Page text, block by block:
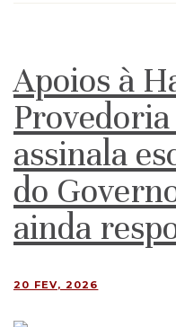
Apoios à
assinala
do
ainda
20 FEV, 2026